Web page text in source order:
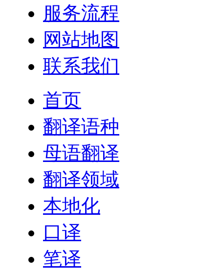
服务流程
网站地图
联系我们
首页
翻译语种
母语翻译
翻译领域
本地化
口译
笔译